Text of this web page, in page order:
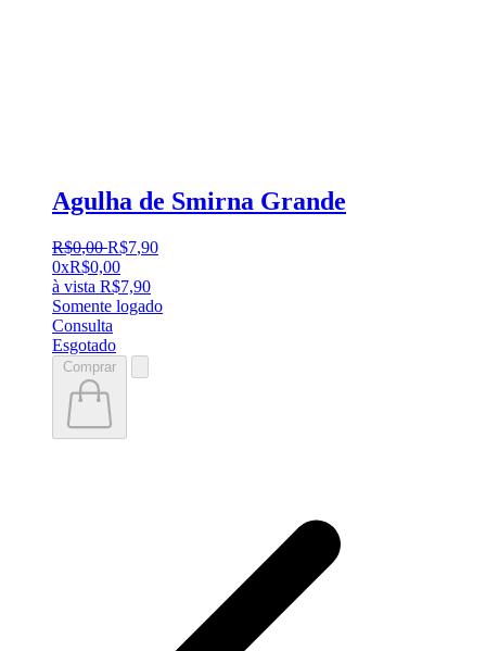
Agulha de Smirna Grande
R$0,00 R$7,90
0xR$0,00
à vista R$7,90
Somente logado
Consulta
Esgotado
Comprar